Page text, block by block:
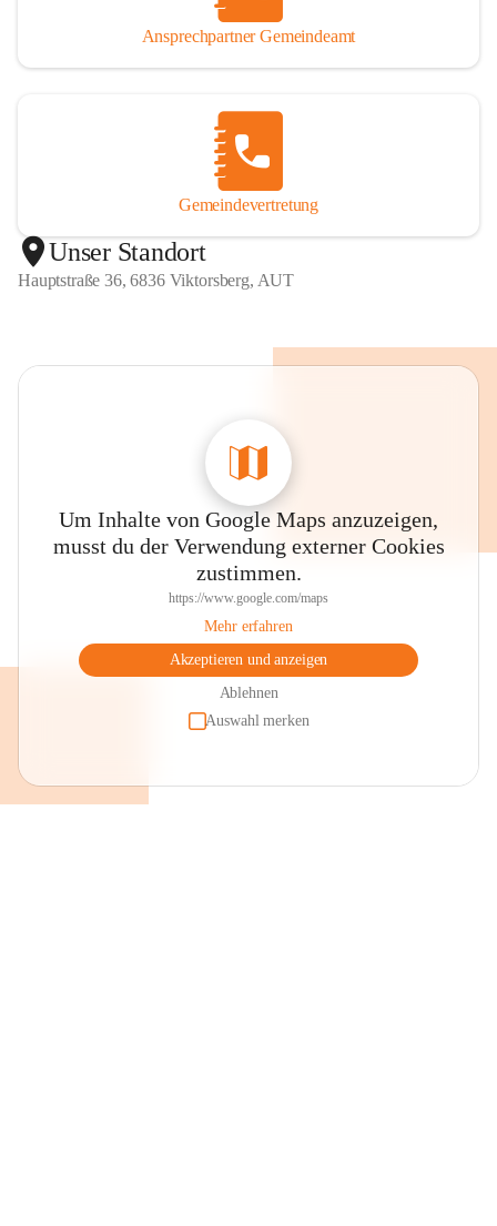
Ansprechpartner Gemeindeamt
Gemeindevertretung
Unser Standort
Hauptstraße 36, 6836 Viktorsberg, AUT
Um Inhalte von Google Maps anzuzeigen,
musst du der Verwendung externer Cookies
zustimmen.
https://www.google.com/maps
Mehr erfahren
Akzeptieren und anzeigen
Ablehnen
Auswahl merken